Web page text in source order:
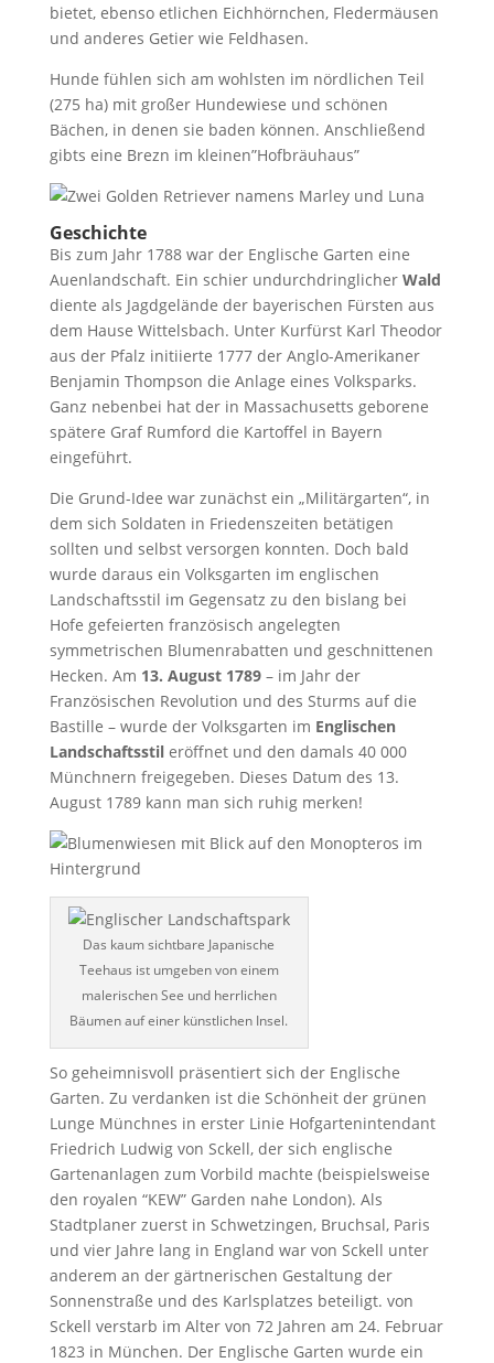
bietet, ebenso etlichen Eichhörnchen, Fledermäusen
und anderes Getier wie Feldhasen.
Hunde fühlen sich am wohlsten im nördlichen Teil
(275 ha) mit großer Hundewiese und schönen
Bächen, in denen sie baden können. Anschließend
gibts eine Brezn im kleinen”Hofbräuhaus”
Geschichte
Bis zum Jahr 1788 war der Englische Garten eine
Auenlandschaft. Ein schier undurchdringlicher Wald
diente als Jagdgelände der bayerischen Fürsten aus
dem Hause Wittelsbach. Unter Kurfürst Karl Theodor
aus der Pfalz initiierte 1777 der Anglo-Amerikaner
Benjamin Thompson die Anlage eines Volksparks.
Ganz nebenbei hat der in Massachusetts geborene
spätere Graf Rumford die Kartoffel in Bayern
eingeführt.
Die Grund-Idee war zunächst ein „Militärgarten“, in
dem sich Soldaten in Friedenszeiten betätigen
sollten und selbst versorgen konnten. Doch bald
wurde daraus ein Volksgarten im englischen
Landschaftsstil im Gegensatz zu den bislang bei
Hofe gefeierten französisch angelegten
symmetrischen Blumenrabatten und geschnittenen
Hecken. Am 13. August 1789– im Jahr der
Französischen Revolution und des Sturms auf die
Bastille – wurde der Volksgarten im Englischen
Landschaftsstileröffnet und den damals 40 000
Münchnern freigegeben. Dieses Datum des 13.
August 1789 kann man sich ruhig merken!
Das kaum sichtbare Japanische
Teehaus ist umgeben von einem
malerischen See und herrlichen
Bäumen auf einer künstlichen Insel.
So geheimnisvoll präsentiert sich der Englische
Garten. Zu verdanken ist die Schönheit der grünen
Lunge Münchnes in erster Linie Hofgartenintendant
Friedrich Ludwig von Sckell, der sich englische
Gartenanlagen zum Vorbild machte (beispielsweise
den royalen “KEW” Garden nahe London). Als
Stadtplaner zuerst in Schwetzingen, Bruchsal, Paris
und vier Jahre lang in England war von Sckell unter
anderem an der gärtnerischen Gestaltung der
Sonnenstraße und des Karlsplatzes beteiligt. von
Sckell verstarb im Alter von 72 Jahren am 24. Februar
1823 in München. Der Englische Garten wurde ein